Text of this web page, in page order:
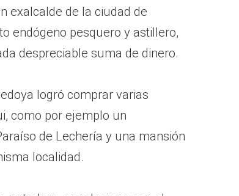
exalcalde de la ciudad de
endógeno pesquero y astillero,
despreciable suma de dinero.
logró comprar varias
como por ejemplo un
de Lechería y una mansión
localidad.